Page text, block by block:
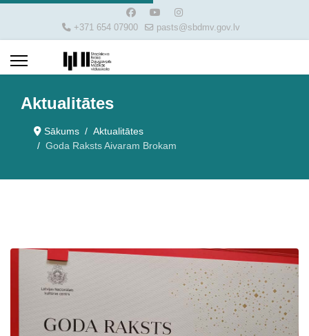
+371 654 07900 pasts@sbdmv.gov.lv
Aktualitātes
Sākums
Aktualitātes
Goda Raksts Aivaram Brokam